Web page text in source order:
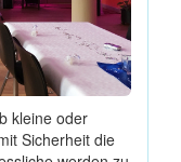
kleine oder
Sicherheit die